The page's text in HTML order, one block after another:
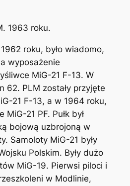
1963 roku.
roku, było wiadomo,
wyposażenie
MiG-21 F-13. W
62. PLM zostały przyjęte
21 F-13, a w 1964 roku,
21 PF. Pułk był
bojową uzbrojoną w
Samoloty MiG-21 były
Polskim. Były dużo
MiG-19. Pierwsi piloci i
w Modlinie,